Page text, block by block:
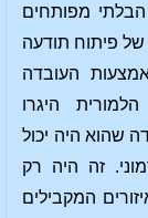
הבלתי מפותחים
פיתוח תודעה
העובדה
היגרו
שהוא היה יכול
זה היה רק
המקבילים